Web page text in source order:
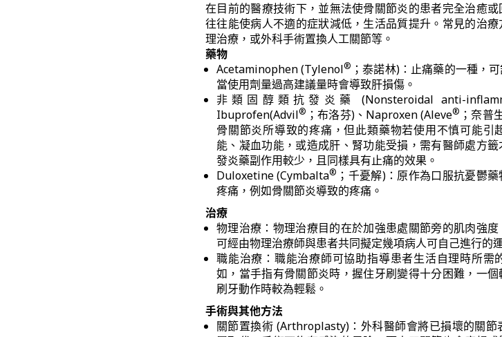
在目前的醫療技術下，並無法使骨關節炎的患者完全治癒
往往能使病人不適的症狀減低，生活品質提升。常見的治
理治療，或外科手術置換人工關節等。
藥物
Acetaminophen (Tylenol® ；泰諾林)：止痛藥的一種，
當使用劑量過高建議量時會導致肝損傷。
非類固醇類抗發炎藥 (Nonsteroidal anti-
Ibuprofen(Advil® ；布洛芬)、Naproxen (Aleve® ；奈普
骨關節炎所導致的疼痛，但此類藥物若使用不慎可能引
能、凝血功能，或造成肝、腎功能受損，需有醫師處方
發炎藥副作用較少，且同樣具有止痛的效果。
Duloxetine (Cymbalta® ；千憂解)：原作為口服抗憂鬱
疼痛，例如骨關節炎導致的疼痛。
治療
物理治療：物理治療目的在於加強患處關節旁的肌肉強
可經由物理治療師與患者共同擬定幾項病人可自己進行的
職能治療：職能治療師可協助指導患者生活自理時所需
如，當手指有骨關節炎時，握住牙刷變得十分困難，一
刷牙動作時較為輕鬆。
手術與其他方法
關節置換術 (Arthroplasty)：外科醫師會將已損壞的關節